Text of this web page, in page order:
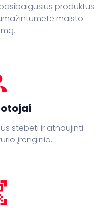
produktus
maisto
stebėti ir atnaujinti
įrenginio.